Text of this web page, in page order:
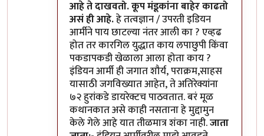
आहे ते दाखवतो. कूप मंडूकांना बाहेर काढतो
असं ही आहे.हे तत्वज्ञान / उपरती इडियन
आर्मीने पाय छाटल्या नंतर आली का ? एव्हढ
होत तर कारगिल युद्धात काय लपाछुपी किंवा
पकडापकडी खेळाला आला होता काय ?
इंडियन आर्मी ही जगात शौर्य, पराक्रम,साहस
यासाठी जगविख्यात आहेत, ते अतिरेक्यांना
७२ हुरांकडे डायरेक्टच पाठवतात. बरं मूळ
कथानकात असे काही नसताना हे मुद्दामुन
केले गेले आहे यात तीळमात्र शंका नाही.जाता